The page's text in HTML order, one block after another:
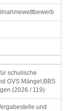
schulische
GVS Mängel,BBS
(2026 / 119)
und